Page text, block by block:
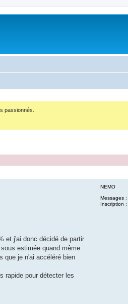
passionnés.
NEMO
Messages :
Inscription :
et j'ai donc décidé de partir
estimée quand même.
que je n'ai accéléré bien
rapide pour détecter les